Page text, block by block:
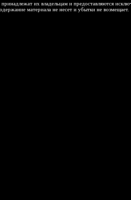
их владельцам и предоставляются
материала не несет и убытки не возмещает.